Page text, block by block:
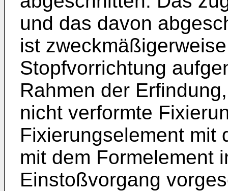
und das davon
ist
Stopfvorrichtung
Rahmen der
nicht verformte
Fixierungselement mit
mit dem Formelement
Einstoßvorgang